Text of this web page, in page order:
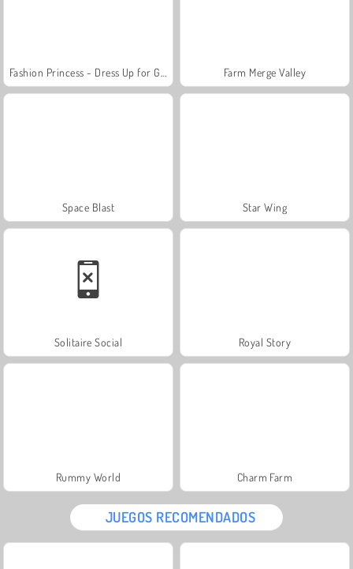
Farm Merge Valley
Space Blast Star Wing
Solitaire Social Royal Story
Rummy World Charm Farm
JUEGOS RECOMENDADOS